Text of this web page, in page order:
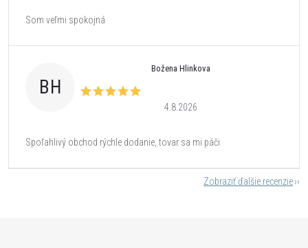
Som veľmi spokojná
BH
Božena Hlinkova
4.8.2026
Spoľahlivý obchod rýchle dodanie, tovar sa mi páči
Zobraziť ďalšie recenzie